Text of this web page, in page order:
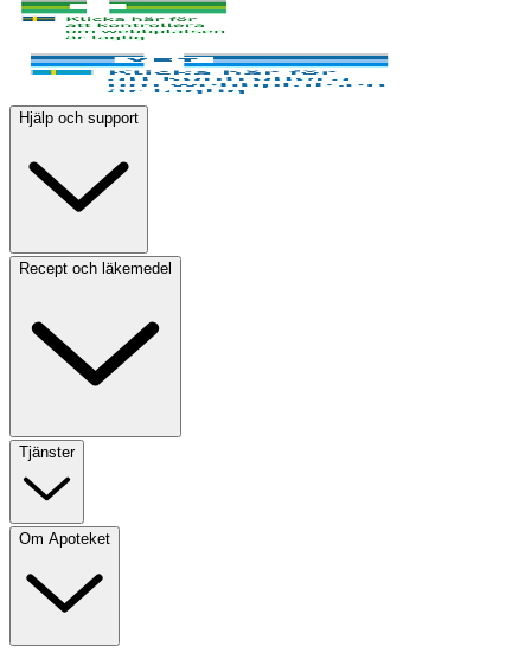
Hjälp och support
Recept och läkemedel
Tjänster
Om Apoteket